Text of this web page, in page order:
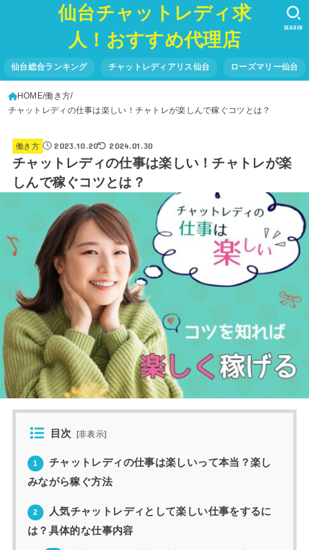
仙台チャットレディ求
人！おすすめ代理店
仙台総合ランキング チャットレディアリス仙台 ローズマリー仙台
SEARCH
HOME 働き方
チャットレディの仕事は楽しい！チャトレが楽しんで稼ぐコツとは？
働き方 2023.10.20 2024.01.30
チャットレディの仕事は楽しい！チャトレが楽
しんで稼ぐコツとは？
目次 [非表示]
1
チャットレディの仕事は楽しいって本当？楽し
みながら稼ぐ方法
2
人気チャットレディとして楽しい仕事をするに
は？具体的な仕事内容